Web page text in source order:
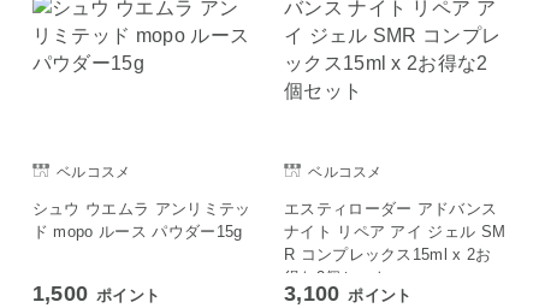
ベルコスメ
シュウ ウエムラ アンリミテッ
ド mopo ルース パウダー15g
1,500 ポイント
ベルコスメ
エスティローダー アドバンス
ナイト リペア アイ ジェル SM
R コンプレックス15ml x 2お
得な2個セット
3,100 ポイント